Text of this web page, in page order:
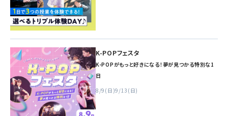
K-POPフェスタ
K-POPがもっと好きになる！夢が見つかる特別な1
日
8/9(日)9/13(日)